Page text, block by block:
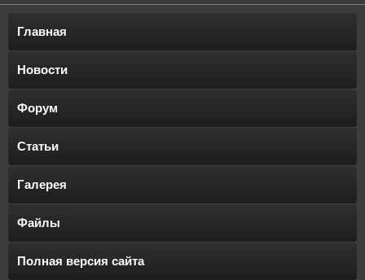
Главная
Новости
Форум
Статьи
Галерея
Файлы
Полная версия сайта